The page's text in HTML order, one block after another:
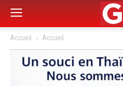
Accueil Accueil